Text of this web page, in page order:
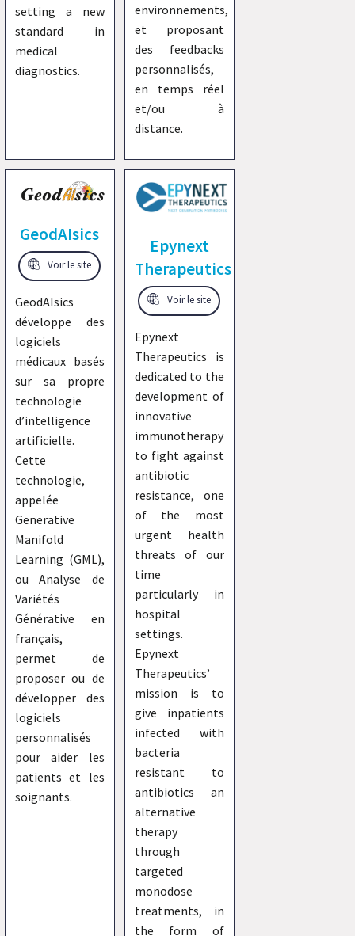
setting a new
standard in
medical
diagnostics.
environnements,
et proposant
des feedbacks
personnalisés,
en temps réel
et/ou à
distance.
GeodAIsics
Voir le site
GeodAIsics
développe des
logiciels
médicaux basés
sur sa propre
technologie
d’intelligence
artificielle.
Cette
technologie,
appelée
Generative
Manifold
Learning (GML),
ou Analyse de
Variétés
Générative en
français,
permet de
proposer ou de
développer des
logiciels
personnalisés
pour aider les
patients et les
soignants.
Epynext
Therapeutics
Voir le site
Epynext
Therapeutics is
dedicated to the
development of
innovative
immunotherapy
to fight against
antibiotic
resistance, one
of the most
urgent health
threats of our
time
particularly in
hospital
settings.
Epynext
Therapeutics’
mission is to
give inpatients
infected with
bacteria
resistant to
antibiotics an
alternative
therapy
through
targeted
monodose
treatments, in
the form of